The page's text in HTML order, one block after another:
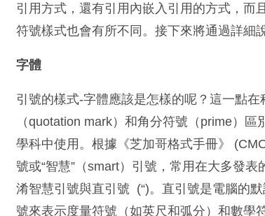
引用方式，還有引用內嵌入引用的方式，而
符號樣式也會有所不同。接下來將通過詳細
字體
引號的樣式-字體應該是怎樣的呢？這一點
（quotation mark）和角分符號（prime）
學科中使用。根據《芝加哥格式手冊》
號或“智慧”（smart）引號，常用在大多發
淆智慧引號與直引號 (“)。直引號是電腦的
號來表示度量符號（如英尺和弧分）和數學